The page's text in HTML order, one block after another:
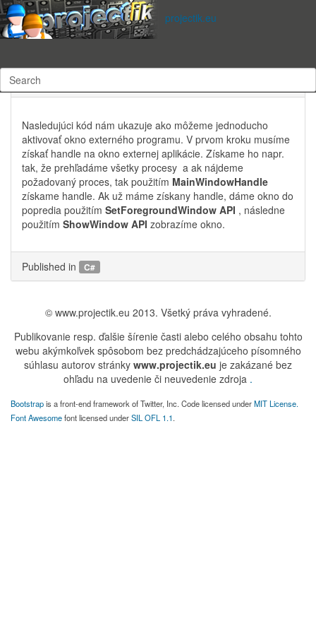
projectik.eu
Subscribe to this RSS feed
utorok, 31 január 2012 14:24
3316 times
C# - Ako môžem aktivovať externe okno
Nasledujúci kód nám ukazuje ako môžeme jednoducho
aktivovať okno externého programu. V prvom kroku musíme
získať handle na okno externej aplikácie. Získame ho napr.
tak, že prehľadáme všetky procesy a ak nájdeme
požadovaný proces, tak použitím MainWindowHandle
získame handle. Ak už máme získany handle, dáme okno do
popredia použitím SetForegroundWindow API , následne
použitím ShowWindow API zobrazíme okno.
Published in C#
© www.projectik.eu 2013. Všetký práva vyhradené.
Publikovanie resp. ďalšie šírenie časti alebo celého obsahu tohto
webu akýmkoľvek spôsobom bez predchádzajúceho písomného
súhlasu autorov stránky www.projectik.eu je zakázané bez
ohľadu na uvedenie či neuvedenie zdroja .
Bootstrapis a front-end framework of Twitter, Inc. Code licensed underMIT License.
Font Awesomefont licensed underSIL OFL 1.1.